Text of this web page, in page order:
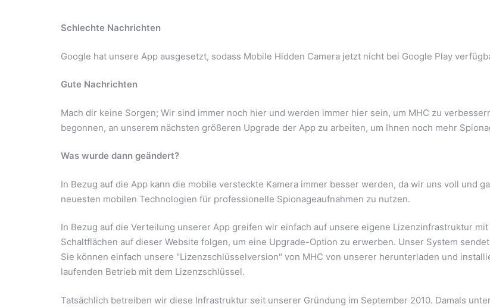
Schlechte Nachrichten
Google hat unsere App ausgesetzt, sodass Mobile Hidden Camera jetzt nicht bei Google Play
Gute Nachrichten
Mach dir keine Sorgen; Wir sind immer noch hier und werden immer hier sein, um MHC zu
begonnen, an unserem nächsten größeren Upgrade der App zu arbeiten, um Ihnen noch mehr
Was wurde dann geändert?
In Bezug auf die App kann die mobile versteckte Kamera immer besser werden, da wir uns voll und
neuesten mobilen Technologien für professionelle Spionageaufnahmen zu nutzen.
In Bezug auf die Verteilung unserer App greifen wir einfach auf unsere eigene Lizenzinfrastruktur
Schaltflächen auf dieser Website folgen, um eine Upgrade-Option zu erwerben. Unser System
Sie können einfach unsere "Lizenzschlüsselversion" von MHC von unserer herunterladen und
laufenden Betrieb mit dem Lizenzschlüssel.
Tatsächlich betreiben wir diese Infrastruktur seit unserer Gründung im September 2010. Damals